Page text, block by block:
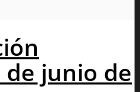
junio de